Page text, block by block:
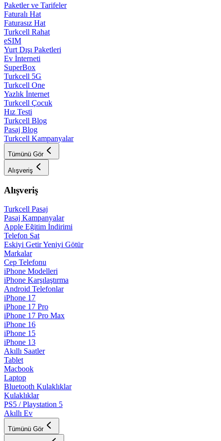
Paketler ve Tarifeler
Faturalı Hat
Faturasız Hat
Turkcell Rahat
eSIM
Yurt Dışı Paketleri
Ev İnterneti
SuperBox
Turkcell 5G
Turkcell One
Yazlık İnternet
Turkcell Çocuk
Hız Testi
Turkcell Blog
Pasaj Blog
Turkcell Kampanyalar
Tümünü Gör
Alışveriş
Alışveriş
Turkcell Pasaj
Pasaj Kampanyalar
Apple Eğitim İndirimi
Telefon Sat
Eskiyi Getir Yeniyi Götür
Markalar
Cep Telefonu
iPhone Modelleri
iPhone Karşılaştırma
Android Telefonlar
iPhone 17
iPhone 17 Pro
iPhone 17 Pro Max
iPhone 16
iPhone 15
iPhone 13
Akıllı Saatler
Tablet
Macbook
Laptop
Bluetooth Kulaklıklar
Kulaklıklar
PS5 / Playstation 5
Akıllı Ev
Tümünü Gör